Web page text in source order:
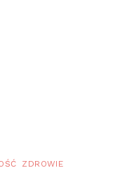
ZDROWIE